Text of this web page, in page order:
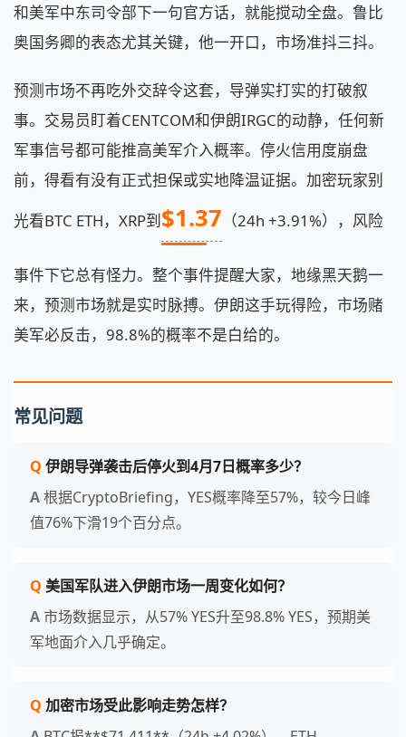
和美军中东司令部下一句官方话，就能搅动全盘。鲁比
奥国务卿的表态尤其关键，他一开口，市场准抖三抖。
预测市场不再吃外交辞令这套，导弹实打实的打破叙
事。交易员盯着CENTCOM和伊朗IRGC的动静，任何新
军事信号都可能推高美军介入概率。停火信用度崩盘
前，得看有没有正式担保或实地降温证据。加密玩家别
光看BTC ETH，XRP到$1.37 （24h +3.91%），风险
事件下它总有怪力。整个事件提醒大家，地缘黑天鹅一
来，预测市场就是实时脉搏。伊朗这手玩得险，市场赌
美军必反击，98.8%的概率不是白给的。
常见问题
伊朗导弹袭击后停火到4月7日概率多少？
根据CryptoBriefing，YES概率降至57%，较今日峰
值76%下滑19个百分点。
美国军队进入伊朗市场一周变化如何？
市场数据显示，从57% YES升至98.8% YES，预期美
军地面介入几乎确定。
加密市场受此影响走势怎样？